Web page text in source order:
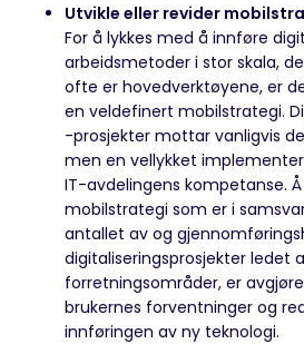
Utvikle eller revider
For å lykkes med å innføre
arbeidsmetoder i stor skala,
ofte er hovedverktøyene, er
en veldefinert mobilstrategi.
-prosjekter mottar vanligvis
men en vellykket
IT-avdelingens kompetanse.
mobilstrategi som er i
antallet av og
digitaliseringsprosjekter ledet
forretningsområder, er
brukernes forventninger og
innføringen av ny teknologi.